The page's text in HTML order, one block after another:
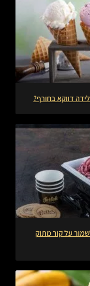
דווקא בחורף?
על קור מתוק